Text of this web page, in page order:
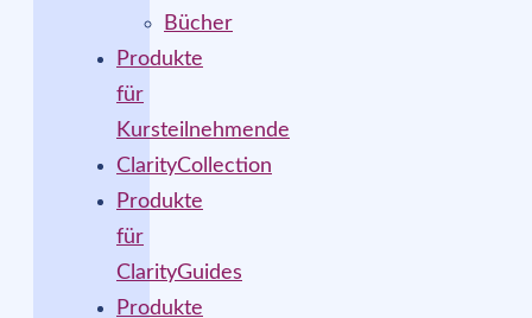
Bücher
Produkte
für
Kursteilnehmende
ClarityCollection
Produkte
für
ClarityGuides
Produkte